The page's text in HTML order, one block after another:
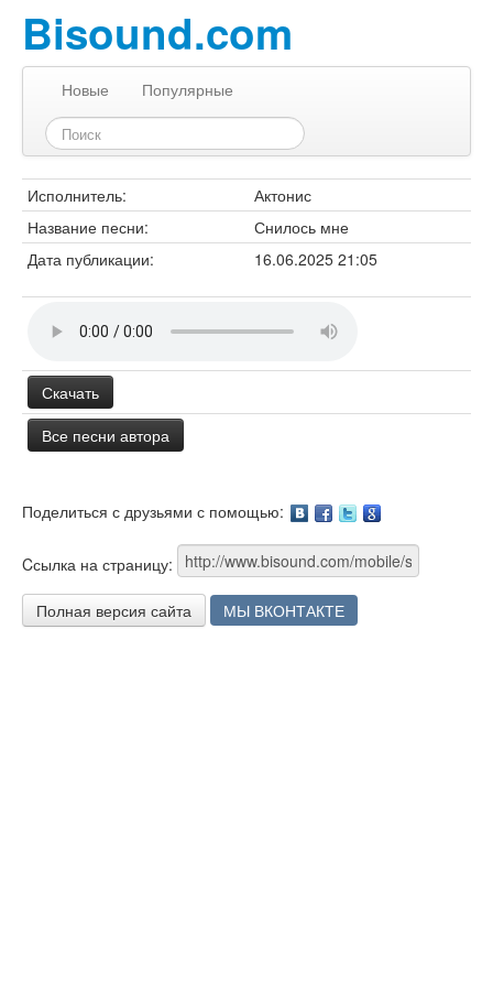
Bisound.com
Новые Популярные
Исполнитель:
Актонис
Название песни:
Снилось мне
Дата публикации:
16.06.2025 21:05
Скачать
Все песни автора
Поделиться с друзьями с помощью:
Cсылка на страницу:
Полная версия сайта МЫ ВКОНТАКТЕ